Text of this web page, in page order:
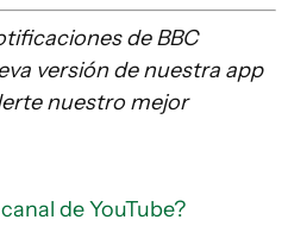
de BBC
versión de nuestra app
nuestro mejor
de YouTube?